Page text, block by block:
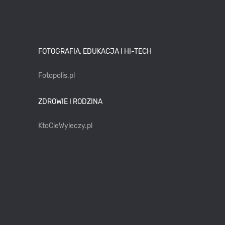
FOTOGRAFIA, EDUKACJA I HI-TECH
Fotopolis.pl
ZDROWIE I RODZINA
KtoCieWyleczy.pl